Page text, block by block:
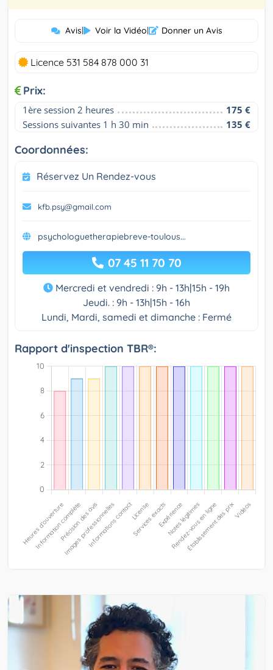
Avis| Voir la Vidéo| Donner un Avis
Licence 531 584 878 000 31
Prix:
1ère session 2 heures
175 €
Sessions suivantes 1 h 30 min
135 €
Coordonnées:
Réservez Un Rendez-vous
kfb.psy@gmail.com
psychologuetherapiebreve-toulous...
07 45 11 70 70
Mercredi et vendredi : 9h - 13h|15h - 19h
Jeudi. : 9h - 13h|15h - 16h
Lundi, Mardi, samedi et dimanche : Fermé
Rapport d'inspection TBR®: